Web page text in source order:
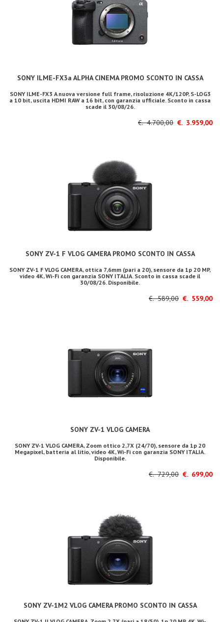
SONY ILME-FX3a ALPHA CINEMA PROMO SCONTO IN CASSA
SONY ILME-FX3 A nuova versione full frame, risoluzione 4K/120P, S-LOG3
a 10 bit, uscita HDMI RAW a 16 bit, con garanzia ufficiale. Sconto in cassa
scade il 30/08/26.
€. 4.700,00 €. 3.959,00
SONY ZV-1 F VLOG CAMERA PROMO SCONTO IN CASSA
SONY ZV-1 F VLOG CAMERA, ottica 7,6mm (pari a 20), sensore da 1p 20 MP,
video 4K, Wi-Fi con garanzia SONY ITALIA. Sconto in cassa scade il
30/08/26. Disponibile.
€. 589,00 €. 559,00
SONY ZV-1 VLOG CAMERA
SONY ZV-1 VLOG CAMERA, Zoom ottico 2,7X (24/70), sensore da 1p 20
Megapixel, batteria al litio, video 4K, Wi-Fi con garanzia SONY ITALIA.
Disponibile.
€. 729,00 €. 699,00
SONY ZV-1M2 VLOG CAMERA PROMO SCONTO IN CASSA